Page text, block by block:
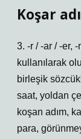
Koşar
3. -r / -ar / -er,
kullanılarak
birleşik
saat, yoldan
koşan adım,
para,